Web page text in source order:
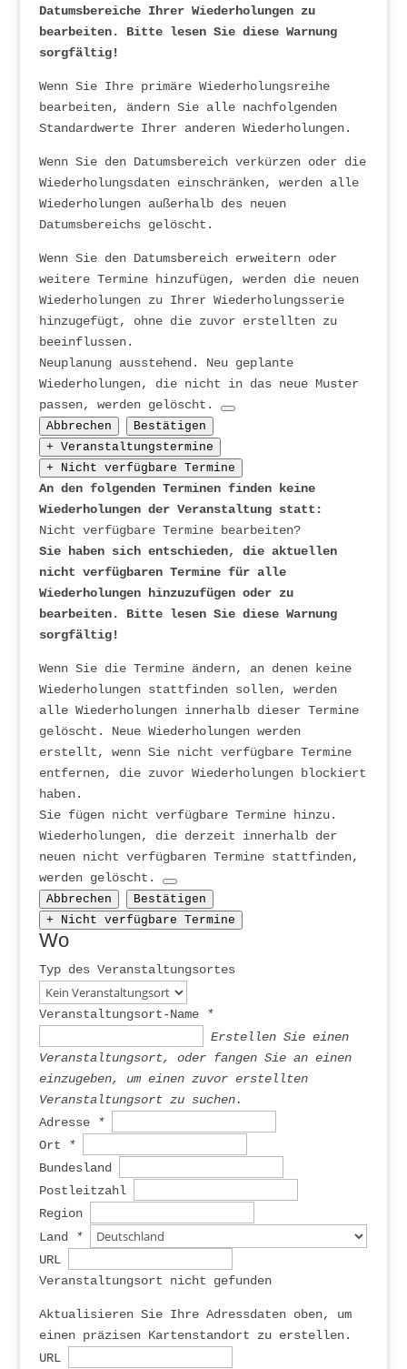
Datumsbereiche Ihrer Wiederholungen zu
bearbeiten. Bitte lesen Sie diese Warnung
sorgfältig!
Wenn Sie Ihre primäre Wiederholungsreihe
bearbeiten, ändern Sie alle nachfolgenden
Standardwerte Ihrer anderen Wiederholungen.
Wenn Sie den Datumsbereich verkürzen oder die
Wiederholungsdaten einschränken, werden alle
Wiederholungen außerhalb des neuen
Datumsbereichs gelöscht.
Wenn Sie den Datumsbereich erweitern oder
weitere Termine hinzufügen, werden die neuen
Wiederholungen zu Ihrer Wiederholungsserie
hinzugefügt, ohne die zuvor erstellten zu
beeinflussen.
Neuplanung ausstehend.
Neu geplante
Wiederholungen, die nicht in das neue Muster
passen, werden gelöscht.
Abbrechen
Bestätigen
+ Veranstaltungstermine
+ Nicht verfügbare Termine
An den folgenden Terminen finden keine
Wiederholungen der Veranstaltung statt:
Nicht verfügbare Termine bearbeiten?
Sie haben sich entschieden, die aktuellen
nicht verfügbaren Termine für alle
Wiederholungen hinzuzufügen oder zu
bearbeiten. Bitte lesen Sie diese Warnung
sorgfältig!
Wenn Sie die Termine ändern, an denen keine
Wiederholungen stattfinden sollen, werden
alle Wiederholungen innerhalb dieser Termine
gelöscht. Neue Wiederholungen werden
erstellt, wenn Sie nicht verfügbare Termine
entfernen, die zuvor Wiederholungen blockiert
haben.
Sie fügen nicht verfügbare Termine hinzu.
Wiederholungen, die derzeit innerhalb der
neuen nicht verfügbaren Termine stattfinden,
werden gelöscht.
Abbrechen
Bestätigen
+ Nicht verfügbare Termine
Wo
Typ des Veranstaltungsortes
Veranstaltungsort-Name
*
Erstellen Sie einen
Veranstaltungsort, oder fangen Sie an einen
einzugeben, um einen zuvor erstellten
Veranstaltungsort zu suchen.
Adresse
*
Ort
*
Bundesland
Postleitzahl
Region
Land
*
URL
Veranstaltungsort nicht gefunden
Aktualisieren Sie Ihre Adressdaten oben, um
einen präzisen Kartenstandort zu erstellen.
URL